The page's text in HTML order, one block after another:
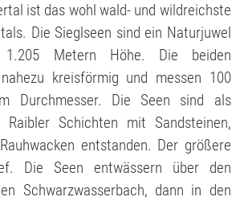
ist das wohl wald- und wildreichste
Die Sieglseen sind ein Naturjuwel
Metern Höhe. Die beiden
kreisförmig und messen 100
Durchmesser. Die Seen sind als
Schichten mit Sandsteinen,
entstanden. Der größere
Die Seen entwässern über den
Schwarzwasserbach, dann in den